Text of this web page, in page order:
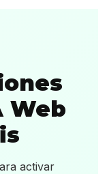
Web
activar